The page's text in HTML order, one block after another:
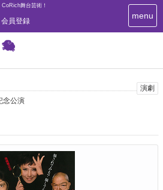
舞台芸術！
会員登録
T
o
g
a
menu
演劇
念公演